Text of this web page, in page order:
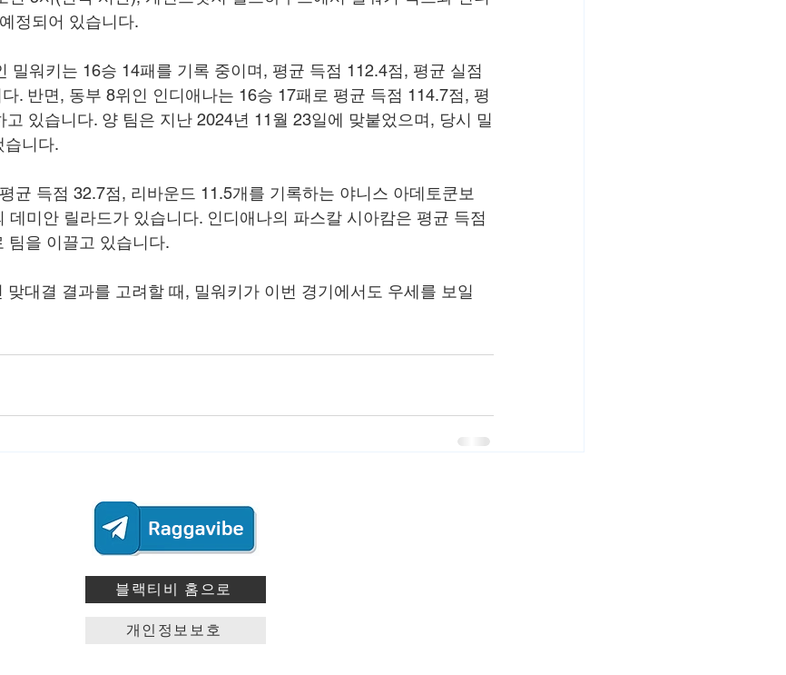
정되어 있습니다.
밀워키는 16승 14패를 기록 중이며, 평균 득점 112.4점, 평균 실점
. 반면, 동부 8위인 인디애나는 16승 17패로 평균 득점 114.7점, 평
있습니다. 양 팀은 지난 2024년 11월 23일에 맞붙었으며, 당시 밀
습니다.
균 득점 32.7점, 리바운드 11.5개를 기록하는 야니스 아데토쿤보
데미안 릴라드가 있습니다. 인디애나의 파스칼 시아캄은 평균 득점
팀을 이끌고 있습니다.
맞대결 결과를 고려할 때, 밀워키가 이번 경기에서도 우세를 보일
블랙티비 홈으로
개인정보보호